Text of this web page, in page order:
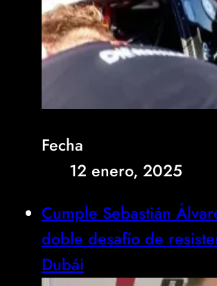
Fecha
12 enero, 2025
Cumple Sebastián
doble desafío de
Dubái